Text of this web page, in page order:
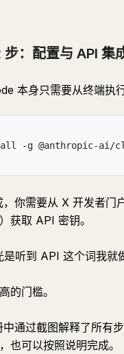
步：配置与 API 集
本身只需要从终端执
-g @anthropic-ai/
你需要从 X 开发者门
获取 API 密钥。
是听到 API 这个词我就
的门槛。
通过截图解释了所有
也可以按照说明完成。